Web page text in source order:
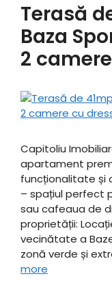
Terasă
Baza
2
Capitoliu
apartament
funcționalitate și
– spațiul perfect
sau cafeaua de
proprietății:
vecinătate a
zonă verde și
more